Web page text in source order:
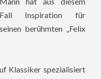
Fall Inspiration für
seinen berühmten „Felix
Klassiker spezialisiert